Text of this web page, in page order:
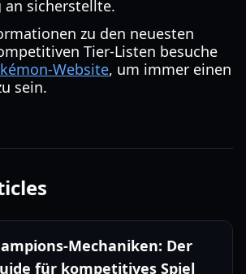
an sicherstellte.
zu den neuesten
Tier-Listen besuche
Website, um immer einen
sein.
Mechaniken: Der
für kompetitives Spiel